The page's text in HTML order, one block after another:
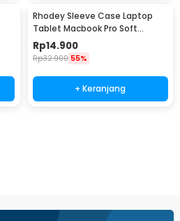
Rhodey Sleeve Case Laptop
Tablet Macbook Pro Soft
Protection Felt 14 Inch - MR24
Rp14.900
Rp32.900 55%
+ Keranjang